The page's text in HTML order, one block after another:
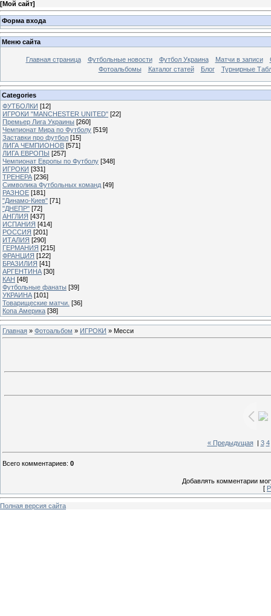
[Мой сайт]
Форма входа
Меню сайта
Главная страница Футбольные новости Футбол Украина Матчи в записи
Фотоальбомы
Каталог статей Блог Турнирные
Categories
ФУТБОЛКИ [12]
ИГРОКИ "MANCHESTER UNITED" [22]
Премьер Лига Украины [260]
Чемпионат Мира по Футболу [519]
Заставки про футбол [15]
ЛИГА ЧЕМПИОНОВ [571]
ЛИГА ЕВРОПЫ [257]
Чемпионат Европы по Футболу [348]
ИГРОКИ [331]
ТРЕНЕРА [236]
Символика Футбольных команд [49]
РАЗНОЕ [181]
"Динамо-Киев" [71]
"ДНЕПР" [72]
АНГЛИЯ [437]
ИСПАНИЯ [414]
РОССИЯ [201]
ИТАЛИЯ [290]
ГЕРМАНИЯ [215]
ФРАНЦИЯ [122]
БРАЗИЛИЯ [41]
АРГЕНТИНА [30]
КАН [48]
Футбольные фанаты [39]
УКРАИНА [101]
Товарищеские матчи. [36]
Копа Америка [38]
Главная » Фотоальбом » ИГРОКИ » Месси
« Предыдущая| 3 4
Всего комментариев: 0
Добавлять комментарии
[
Полная версия сайта